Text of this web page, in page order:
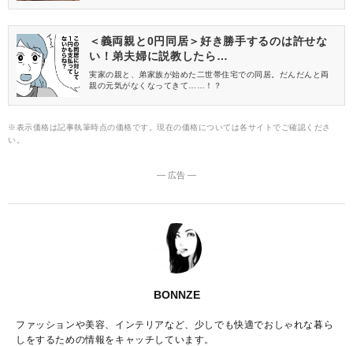
チャンネル「TastyTime」さんの動画の中から、コストコで人気の
＜義両親と0円同居＞好き勝手するのは許せな
い！弟夫婦に説教したら…
実家の親と、弟家族が始めた二世帯住宅での同居。だんだんと両
親の元気がなくなってきて……！？
※表示価格は記事執筆時点の価格です。現在の価格については各サイトでご確認くださ
い。
― 広告 ―
BONNZE
ファッションや美容、インテリアなど、少しでも快適でおしゃれな暮ら
しをするための情報をキャッチしています。